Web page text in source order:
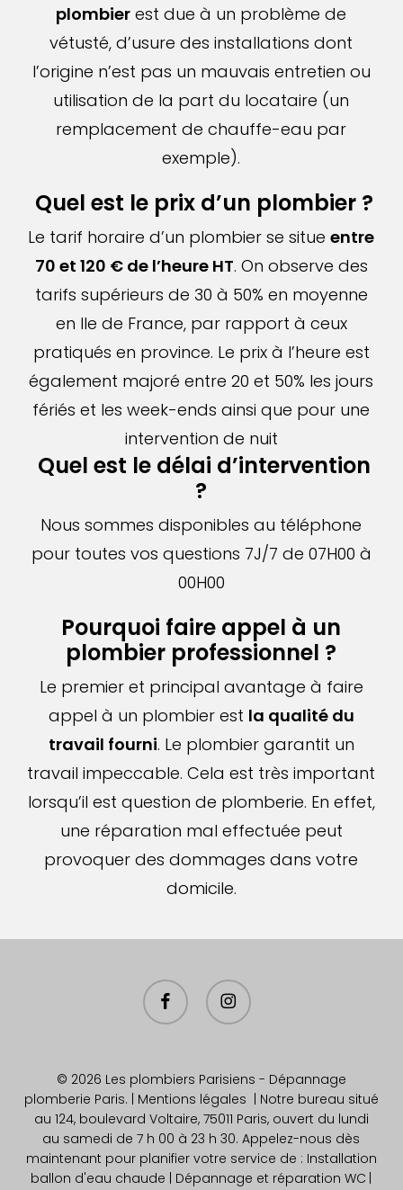
plombier est due à un problème de
vétusté, d’usure des installations dont
l’origine n’est pas un mauvais entretien ou
utilisation de la part du locataire (un
remplacement de chauffe-eau par
exemple).
Quel est le prix d’un plombier ?
Le tarif horaire d’un plombier se situeentre
70 et 120 € de l’heure HT. On observe des
tarifs supérieurs de 30 à 50% en moyenne
en Ile de France, par rapport à ceux
pratiqués en province. Le prix à l’heure est
également majoré entre 20 et 50% les jours
fériés et les week-ends ainsi que pour une
intervention de nuit
Quel est le délai d’intervention
?
Nous sommes disponibles au téléphone
pour toutes vos questions 7J/7 de 07H00 à
00H00
Pourquoi faire appel à un
plombier professionnel ?
Le premier et principal avantage à faire
appel à un plombier est la qualité du
travail fourni. Le plombier garantit un
travail impeccable. Cela est très important
lorsqu’il est question de plomberie. En effet,
une réparation mal effectuée peut
provoquer des dommages dans votre
domicile.
facebook instagram
© 2026 Les plombiers Parisiens - Dépannage
plomberie Paris. |
Mentions légales
| Notre bureau situé
au 124, boulevard Voltaire, 75011 Paris, ouvert du lundi
au samedi de 7 h 00 à 23 h 30. Appelez-nous dès
maintenant pour planifier votre service de : Installation
ballon d'eau chaude
| Dépannage et réparation WC